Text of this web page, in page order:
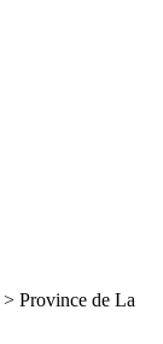
> Province de La